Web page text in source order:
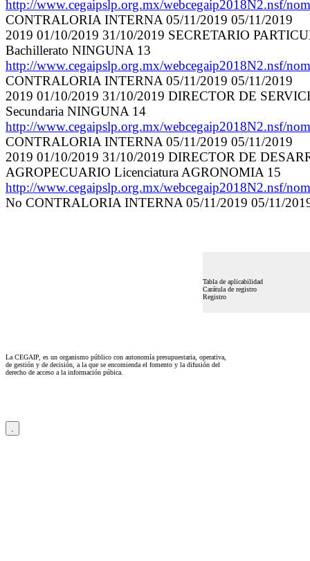
http://www.cegaipslp.org.mx/webcegaip2018N2.nsf/
CONTRALORIA INTERNA 05/11/2019 05/11/2019
2019 01/10/2019 31/10/2019 SECRETARIO
Bachillerato NINGUNA 13
http://www.cegaipslp.org.mx/webcegaip2018N2.nsf/
CONTRALORIA INTERNA 05/11/2019 05/11/2019
2019 01/10/2019 31/10/2019 DIRECTOR DE
Secundaria NINGUNA 14
http://www.cegaipslp.org.mx/webcegaip2018N2.nsf/
CONTRALORIA INTERNA 05/11/2019 05/11/2019
2019 01/10/2019 31/10/2019 DIRECTOR DE
AGROPECUARIO Licenciatura AGRONOMIA 15
http://www.cegaipslp.org.mx/webcegaip2018N2.nsf/
No CONTRALORIA INTERNA 05/11/2019 05/11/
Tabla de aplicabilidad
Carátula de registro
Registro
La CEGAIP, es un organismo público con autonomía presupuestaria, operativa,
de gestión y de decisión, a la que se encomienda el fomento y la difusión del
derecho de acceso a la información púbica.